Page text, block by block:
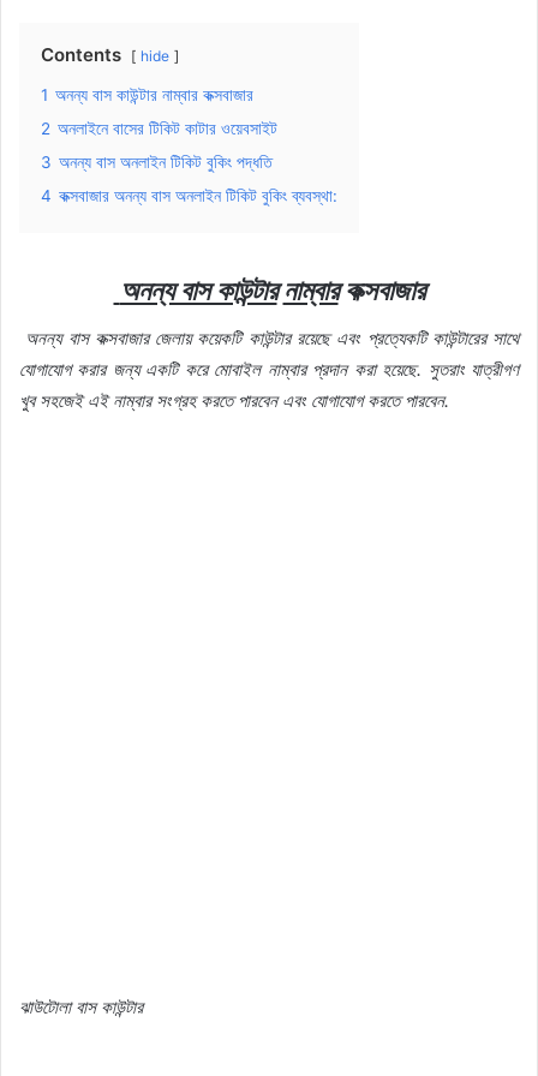
Contents hide
1 অনন্য বাস কাউন্টার নাম্বার কক্সবাজার
2 অনলাইনে বাসের টিকিট কাটার ওয়েবসাইট
3 অনন্য বাস অনলাইন টিকিট বুকিং পদ্ধতি
4 কক্সবাজার অনন্য বাস অনলাইন টিকিট বুকিং ব্যবস্থা:
অনন্য বাস কাউন্টারনাম্বারকক্সবাজার
অনন্য বাস কক্সবাজার জেলায় কয়েকটি কাউন্টার রয়েছে এবং প্রত্যেকটি কাউন্টারের সাথে
যোগাযোগ করার জন্য একটি করে মোবাইল নাম্বার প্রদান করা হয়েছে. সুতরাং যাত্রীগণ
খুব সহজেই এই নাম্বার সংগ্রহ করতে পারবেন এবং যোগাযোগ করতে পারবেন.
ঝাউটোলা বাস কাউন্টার